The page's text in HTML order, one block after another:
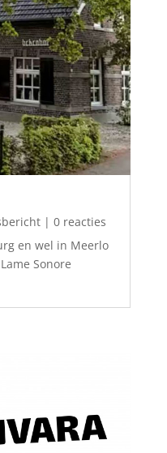
| 0 reacties
en wel in Meerlo
Sonore